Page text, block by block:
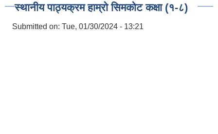
स्थानीय पाठ्यक्रम हाम्रो सिमकोट कक्षा (१-८)
Submitted on: Tue, 01/30/2024 - 13:21